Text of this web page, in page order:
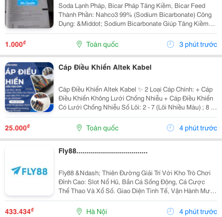
Soda Lạnh Pháp, Bicar Pháp Tăng Kiềm, Bicar Feed
Thành Phần: Nahco3 99% (Sodium Bicarbonate) Công
Dụng: &Middot; Sodium Bicarbonate Giúp Tăng Kiềm
Nhanh Chóng, Ổn Định Môi Trường Nước &Middot;
Giúp Vật Nuôi Cứng Vỏ Nhanh Sau Khi Lột Xác. ...
1.000₫ Toàn quốc 3 phút trước
Cáp Điều Khiển Altek Kabel
Cáp Điều Khiển Altek Kabel ✨ 2 Loại Cáp Chính: + Cáp
Điều Khiển Không Lưới Chống Nhiễu + Cáp Điều Khiển
Có Lưới Chống Nhiễu Số Lõi: 2 - 7 (Lõi Nhiều Màu) ; 8 -
30 (Lõi Màu Đen Đánh Số Thứ Tự) Tiết Diện: 0.5Mm2 |
25.000₫ Toàn quốc 4 phút trước
Fly88....................................
Fly88 &Ndash; Thiên Đường Giải Trí Với Kho Trò Chơi
Đỉnh Cao: Slot Nổ Hũ, Bắn Cá Sống Động, Cá Cược
Thể Thao Và Xổ Số. Giao Diện Tinh Tế, Vận Hành Mượt
Mà Trên Mọi Thiết Bị Từ Pc Đến Mobile.
433.434₫ Hà Nội 4 phút trước